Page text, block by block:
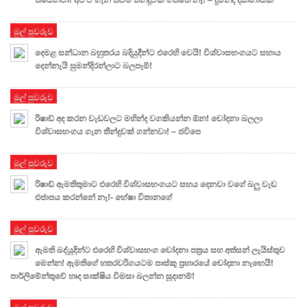
මුල් පුවරුව
දෙමළ සන්ධාන බහුතරය බදියුදීන්ට එරෙහි වෙයි! විශ්වාසභංගයට සහාය
දෙන්නැයි සුමන්දිරන්ලාට බලපෑම්!
මුල් පුවරුව
රිෂාඩ් අද කරන වැඩවලට මහින්ද වගකියන්න ඕන! චෝදනා බලලා
විශ්වාසභංගය ගැන තීන්දුවක් ගන්නවා! – ජවිපෙ
මුල් පුවරුව
රිෂාඩ් ඇමතිතුමාට එරෙහි විශ්වාසභංගයට සහය දෙනවා වගේ බලු වැඩ
එජාපය කරන්නේ නෑ!- හේෂා විතානගේ
මුල් පුවරුව
ඇමති බද්යූදින්ට එරෙහි විශ්වාසභංග චෝදනා පත්‍රය සහ අත්සන් ලැයිස්තුව
මෙන්න! ඇමතිගේ හතරවරිගයටම පාස්කු ප්‍රහාරයේ චෝදනා නැඟෙයි!
පාර්ලිමේන්තුවේ හෘද සාක්ෂිය විමසා බලන්න සූදානම්!